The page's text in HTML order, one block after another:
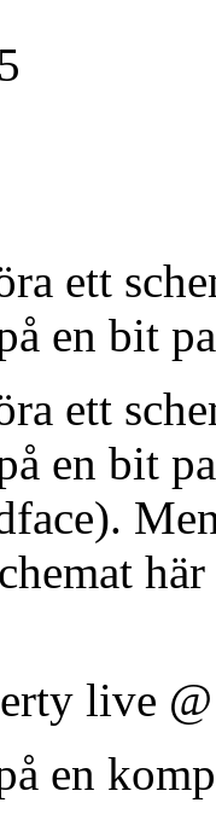
ett
en bit
ett
en bit
live
en